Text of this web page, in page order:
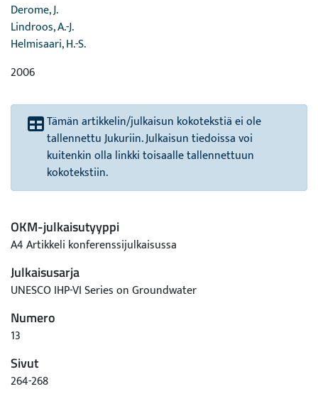
Derome, J.
Lindroos, A.-J.
Helmisaari, H.-S.
2006
Tämän artikkelin/julkaisun kokotekstiä ei ole
tallennettu Jukuriin. Julkaisun tiedoissa voi
kuitenkin olla linkki toisaalle tallennettuun
kokotekstiin.
OKM-julkaisutyyppi
A4 Artikkeli konferenssijulkaisussa
Julkaisusarja
UNESCO IHP-VI Series on Groundwater
Numero
13
Sivut
264-268